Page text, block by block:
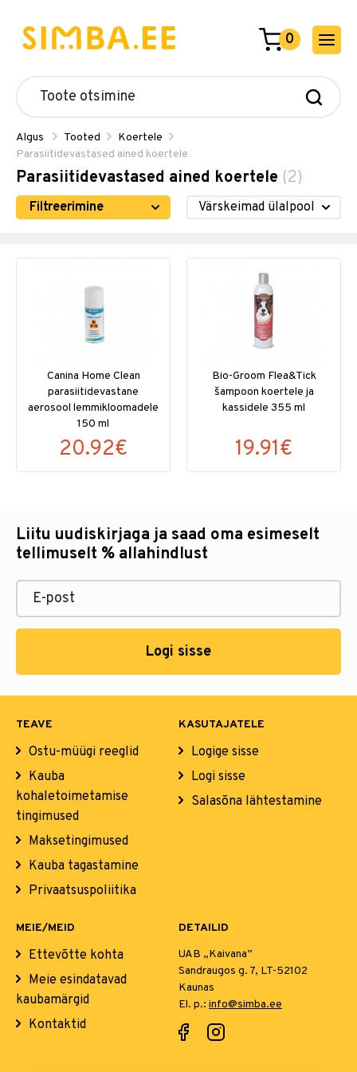
0
Algus Tooted
Koertele
Parasiitidevastased ained koertele
Parasiitidevastased ained koertele (2)
Filtreerimine
Canina Home Clean
parasiitidevastane
aerosool lemmikloomadele
150 ml
20.92€
Bio-Groom Flea&Tick
šampoon koertele ja
kassidele 355 ml
19.91€
Liitu uudiskirjaga ja saad oma esimeselt
tellimuselt % allahindlust
Logi sisse
TEAVE
Ostu-müügi reeglid
Kauba
kohaletoimetamise
tingimused
Maksetingimused
Kauba tagastamine
Privaatsuspoliitika
KASUTAJATELE
Logige sisse
Logi sisse
Salasõna lähtestamine
MEIE/MEID
Ettevõtte kohta
Meie esindatavad
kaubamärgid
Kontaktid
DETAILID
UAB „Kaivana”
Sandraugos g. 7, LT-52102
Kaunas
El. p.: info@simba.ee